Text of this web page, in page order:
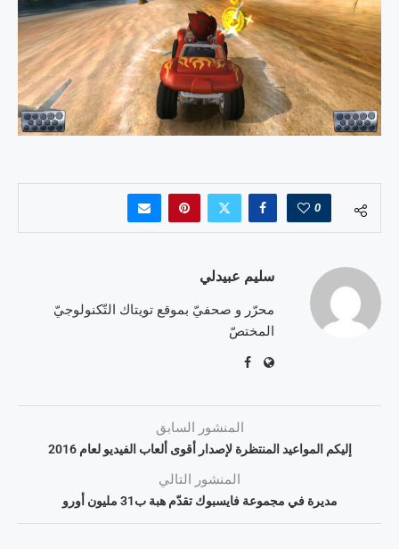
0
سليم عبيدلي
محرّر و صحفيّ بموقع تويتاك التّكنولوجيّ
المختصّ
المنشور السابق
إليكم المواعيد المنتظرة لإصدار أقوى ألعاب الفيديو لعام 2016
المنشور التالي
مديرة في مجموعة فايسبوك تقدّم هبة ب31 مليون أورو